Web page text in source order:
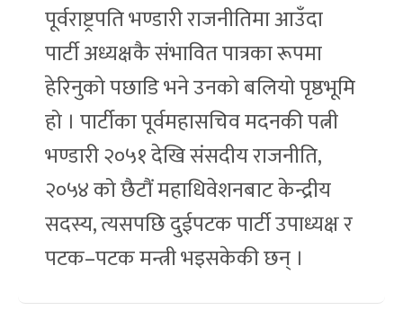
पूर्वराष्ट्रपति भण्डारी राजनीतिमा आउँदा
पार्टी अध्यक्षकै संभावित पात्रका रूपमा
हेरिनुको पछाडि भने उनको बलियो पृष्ठभूमि
हो । पार्टीका पूर्वमहासचिव मदनकी पत्नी
भण्डारी २०५१ देखि संसदीय राजनीति,
२०५४ को छैटौं महाधिवेशनबाट केन्द्रीय
सदस्य, त्यसपछि दुईपटक पार्टी उपाध्यक्ष र
पटक–पटक मन्त्री भइसकेकी छन् ।